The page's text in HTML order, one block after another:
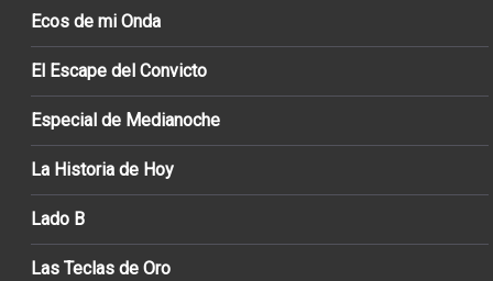
Ecos de mi Onda
El Escape del Convicto
Especial de Medianoche
La Historia de Hoy
Lado B
Las Teclas de Oro